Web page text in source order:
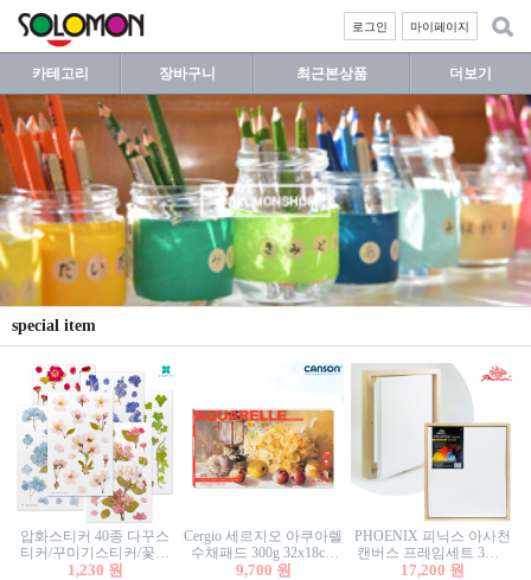
마이페이지
로그인
카테고리 장바구니 최근본상품 더보기
special item
압화스티커 40종 다꾸스
티커/꾸미기스티커/꽃스
티커/압화꽃책갈피/팬시
1,230 원
Cergio 세르지오 아쿠아렐
수채패드 300g 32x18cm
12매 1면제본
9,700 원
PHOENIX 피닉스 아사천
캔버스 프레임세트 3호F
27.3x22cm 캔버스와 올림
17,200 원